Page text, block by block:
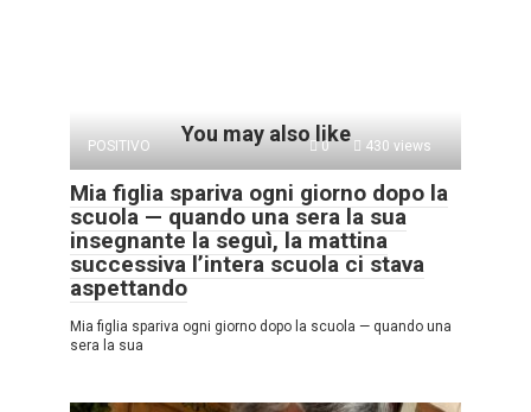
You may also like
POSITIVO 0 430 views
Mia figlia spariva ogni giorno dopo la
scuola — quando una sera la sua
insegnante la seguì, la mattina
successiva l’intera scuola ci stava
aspettando
Mia figlia spariva ogni giorno dopo la scuola — quando una
sera la sua